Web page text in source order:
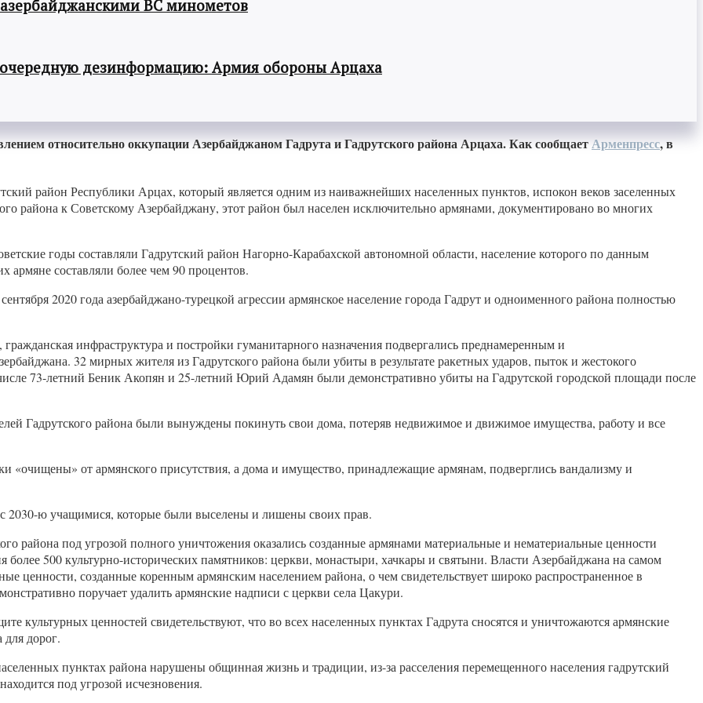
ВС минометов
дезинформацию: Армия обороны Арцаха
относительно оккупации Азербайджаном Гадрута и Гадрутского района Арцаха. Как сообщаетАрменпресс, в
район Республики Арцах, который является одним из наиважнейших населенных пунктов, испокон веков заселенных
района к Советскому Азербайджану, этот район был населен исключительно армянами, документировано во многих
годы составляли Гадрутский район Нагорно-Карабахской автономной области, население которого по данным
армяне составляли более чем 90 процентов.
2020 года азербайджано-турецкой агрессии армянское население города Гадрут и одноименного района полностью
инфраструктура и постройки гуманитарного назначения подвергались преднамеренным и
32 мирных жителя из Гадрутского района были убиты в результате ракетных ударов, пыток и жестокого
73-летний Беник Акопян и 25-летний Юрий Адамян были демонстративно убиты на Гадрутской городской площади после
Гадрутского района были вынуждены покинуть свои дома, потеряв недвижимое и движимое имущества, работу и все
«очищены» от армянского присутствия, а дома и имущество, принадлежащие армянам, подверглись вандализму и
2030-ю учащимися, которые были выселены и лишены своих прав.
района под угрозой полного уничтожения оказались созданные армянами материальные и нематериальные ценности
более 500 культурно-исторических памятников: церкви, монастыри, хачкары и святыни. Власти Азербайджана на самом
ценности, созданные коренным армянским населением района, о чем свидетельствует широко распространенное в
поручает удалить армянские надписи с церкви села Цакури.
культурных ценностей свидетельствуют, что во всех населенных пунктах Гадрута сносятся и уничтожаются армянские
для дорог.
пунктах района нарушены общинная жизнь и традиции, из-за расселения перемещенного населения гадрутский
под угрозой исчезновения.